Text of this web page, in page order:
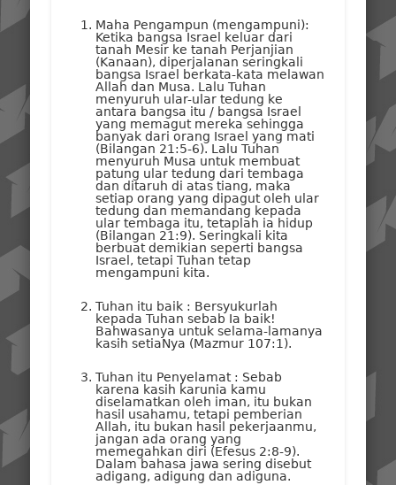
Maha Pengampun (mengampuni):
Ketika bangsa Israel keluar dari
tanah Mesir ke tanah Perjanjian
(Kanaan), diperjalanan seringkali
bangsa Israel berkata-kata melawan
Allah dan Musa. Lalu Tuhan
menyuruh ular-ular tedung ke
antara bangsa itu / bangsa Israel
yang memagut mereka sehingga
banyak dari orang Israel yang mati
(Bilangan 21:5-6). Lalu Tuhan
menyuruh Musa untuk membuat
patung ular tedung dari tembaga
dan ditaruh di atas tiang, maka
setiap orang yang dipagut oleh ular
tedung dan memandang kepada
ular tembaga itu, tetaplah ia hidup
(Bilangan 21:9). Seringkali kita
berbuat demikian seperti bangsa
Israel, tetapi Tuhan tetap
mengampuni kita.
Tuhan itu baik : Bersyukurlah
kepada Tuhan sebab Ia baik!
Bahwasanya untuk selama-lamanya
kasih setiaNya (Mazmur 107:1).
Tuhan itu Penyelamat : Sebab
karena kasih karunia kamu
diselamatkan oleh iman, itu bukan
hasil usahamu, tetapi pemberian
Allah, itu bukan hasil pekerjaanmu,
jangan ada orang yang
memegahkan diri (Efesus 2:8-9).
Dalam bahasa jawa sering disebut
adigang, adigung dan adiguna.